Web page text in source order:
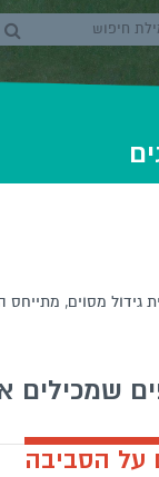
גידול מסוים,
שמכילים
הסביבה